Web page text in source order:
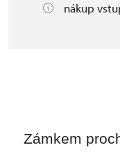
nákup
Zámkem